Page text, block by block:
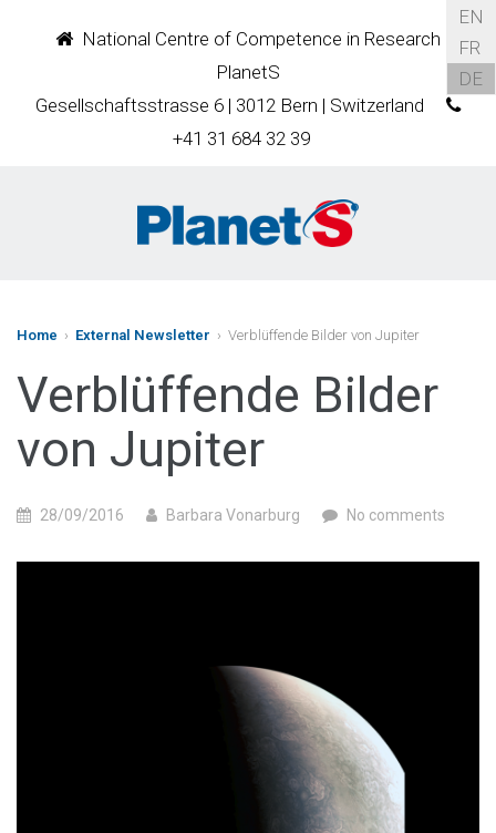
National Centre of Competence in Research
PlanetS
Gesellschaftsstrasse 6 | 3012 Bern | Switzerland
+41 31 684 32 39
EN
FR
DE
Home › External Newsletter › Verblüffende Bilder von Jupiter
Verblüffende Bilder
von Jupiter
28/09/2016 Barbara Vonarburg No comments